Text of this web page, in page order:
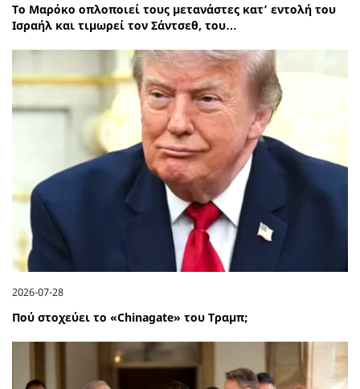
Το Μαρόκο οπλοποιεί τους μετανάστες κατ’ εντολή του
Ισραήλ και τιμωρεί τον Σάντσεθ, του…
2026-07-28
Πού στοχεύει το «Chinagate» του Τραμπ;